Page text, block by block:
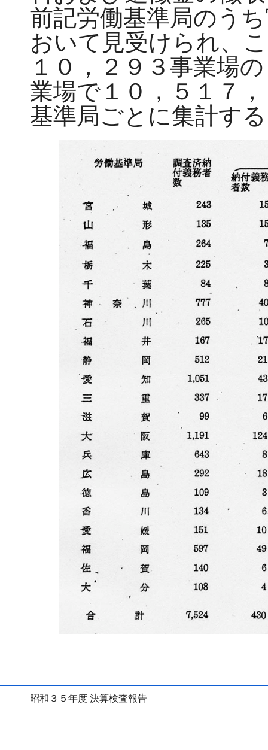
前記労働基準局のう
おいて見受けられ、
１０，２９３事業場
業場で１０，５１７
基準局ごとに集計す
昭和３５年度 決算検査報告